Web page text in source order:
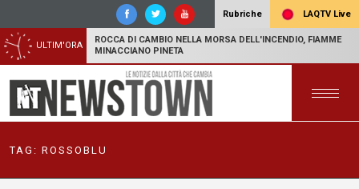
Rubriche LAQTV Live
ULTIM'ORA
ROCCA DI CAMBIO NELLA MORSA DELL'INCENDIO, FIAMME
MINACCIANO PINETA
TAG: ROSSOBLU